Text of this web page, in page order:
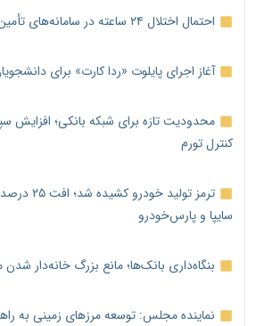
احتمال اختلال ۲۴ ساعته در سامانه‌های تأمین اجتماعی
آغاز اجرای پایلوت «ردا کارت» برای
محدودیت تازه برای شبکه بانکی؛ افزایش
کنترل تورم
ترمز تولید
سایپا و پارس‌خودرو
بنگاه‌داری بانک‌ها؛ مانع بزرگ خانه‌دار
نماینده مجلس: توسعه مرزهای زمینی به